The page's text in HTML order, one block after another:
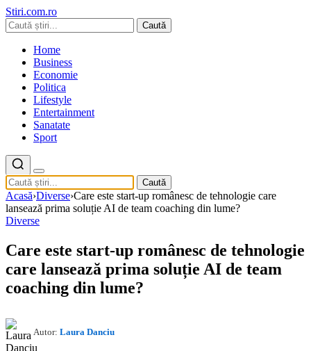
Stiri.com.ro
Caută
Home
Business
Economie
Politica
Lifestyle
Entertainment
Sanatate
Sport
Caută
Acasă›Diverse›Care este start-up românesc de tehnologie care
lansează prima soluție AI de team coaching din lume?
Diverse
Care este start-up românesc de tehnologie
care lansează prima soluție AI de team
coaching din lume?
Autor: Laura Danciu